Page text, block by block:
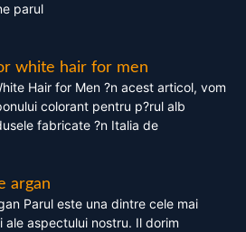
parul
white hair for men
Hair for Men ?n acest articol, vom
colorant pentru p?rul alb
fabricate ?n Italia de
argan
Parul este una dintre cele mai
aspectului nostru. Il dorim